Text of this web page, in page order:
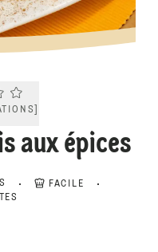
rating 0.0. Click to rate.
aux épices
FACILE